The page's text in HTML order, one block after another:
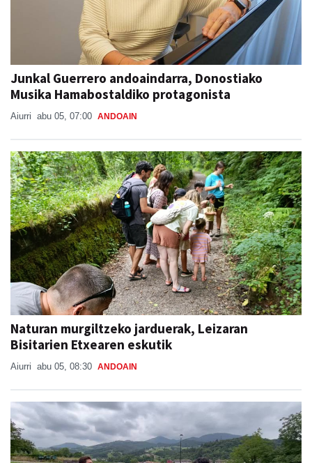
Junkal Guerrero andoaindarra, Donostiako
Musika Hamabostaldiko protagonista
Aiurri abu 05, 07:00 ANDOAIN
Naturan murgiltzeko jarduerak, Leizaran
Bisitarien Etxearen eskutik
Aiurri abu 05, 08:30 ANDOAIN